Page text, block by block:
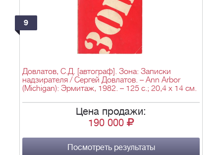
9
Довлатов, С.Д. [автограф]. Зона: Записки
надзирателя / Сергей Довлатов. – Ann Arbor
(Michigan): Эрмитаж, 1982. – 125 с.; 20,4 х 14 см.
Цена продажи:
190 000
Посмотреть результаты